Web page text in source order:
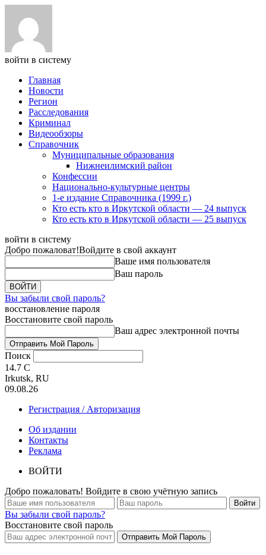
войти в систему
Главная
Новости
Регион
Расследования
Криминал
Видеообзоры
Справочник
Муниципальные образования
Нижнеилимский район
Конфессии
Национально-культурные центры
1-е издание Справочника (1999 г.)
Кто есть кто в Иркутской области — 24 выпуск
Кто есть кто в Иркутской области — 25 выпуск
войти в систему
Добро пожаловат!Войдите в свой аккаунт
Ваше имя пользователя
Ваш пароль
Вы забыли свой пароль?
восстановление пароля
Восстановите свой пароль
Ваш адрес электронной почты
Поиск
14.7 C
Irkutsk, RU
09.08.26
Регистрация / Авторизация
Об издании
Контакты
Реклама
ВОЙТИ
Добро пожаловать! Войдите в свою учётную запись
Вы забыли свой пароль?
Восстановите свой пароль